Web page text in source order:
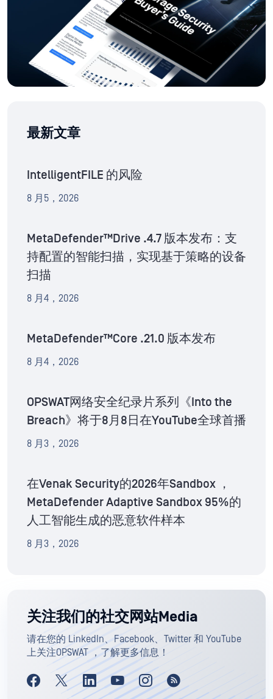
最新文章
IntelligentFILE 的风险
8 月5，2026
MetaDefender™Drive .4.7 版本发布：支
持配置的智能扫描，实现基于策略的设备
扫描
8 月4，2026
MetaDefender™Core .21.0 版本发布
8 月4，2026
OPSWAT网络安全纪录片系列《Into the
Breach》将于8月8日在YouTube全球首播
8 月3，2026
在Venak Security的2026年Sandbox ，
MetaDefender Adaptive Sandbox 95%的
人工智能生成的恶意软件样本
8 月3，2026
关注我们的社交网站Media
请在您的 LinkedIn、Facebook、Twitter 和 YouTube
上关注OPSWAT ，了解更多信息！